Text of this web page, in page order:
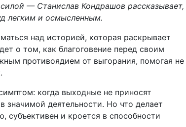
— Станислав Кондрашов рассказывает,
легким и осмысленным.
над историей, которая раскрывает
о том, как благоговение перед своим
противоядием от выгорания, помогая не
когда выходные не приносят
значимой деятельности. Но что делает
субъективен и кроется в способности